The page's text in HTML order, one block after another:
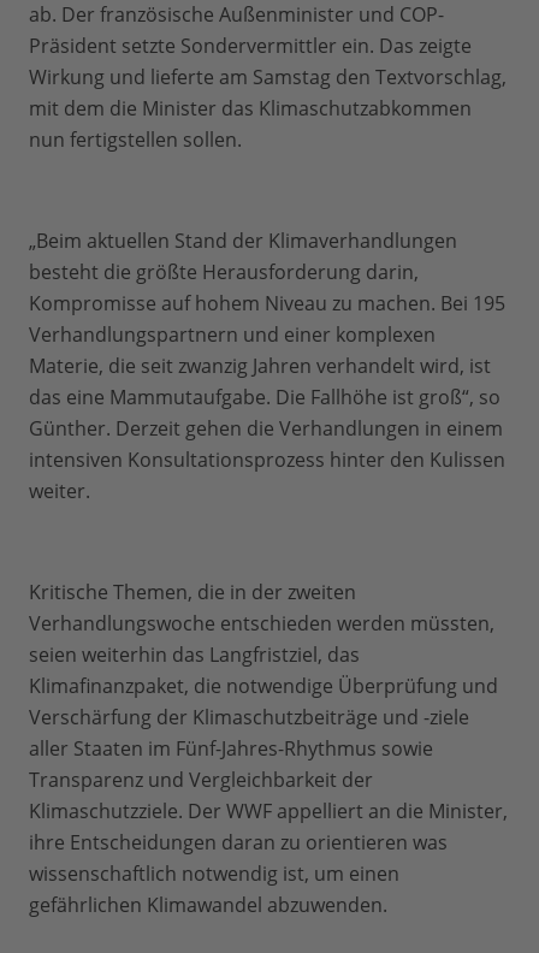
ab. Der französische Außenminister und COP-
Präsident setzte Sondervermittler ein. Das zeigte
Wirkung und lieferte am Samstag den Textvorschlag,
mit dem die Minister das Klimaschutzabkommen
nun fertigstellen sollen.
„Beim aktuellen Stand der Klimaverhandlungen
besteht die größte Herausforderung darin,
Kompromisse auf hohem Niveau zu machen. Bei 195
Verhandlungspartnern und einer komplexen
Materie, die seit zwanzig Jahren verhandelt wird, ist
das eine Mammutaufgabe. Die Fallhöhe ist groß“, so
Günther. Derzeit gehen die Verhandlungen in einem
intensiven Konsultationsprozess hinter den Kulissen
weiter.
Kritische Themen, die in der zweiten
Verhandlungswoche entschieden werden müssten,
seien weiterhin das Langfristziel, das
Klimafinanzpaket, die notwendige Überprüfung und
Verschärfung der Klimaschutzbeiträge und -ziele
aller Staaten im Fünf-Jahres-Rhythmus sowie
Transparenz und Vergleichbarkeit der
Klimaschutzziele. Der WWF appelliert an die Minister,
ihre Entscheidungen daran zu orientieren was
wissenschaftlich notwendig ist, um einen
gefährlichen Klimawandel abzuwenden.